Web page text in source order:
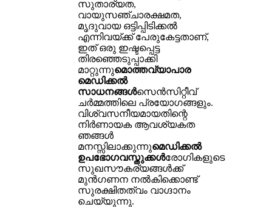
സുതാര്യത,
വായുസഞ്ചാരക്ഷമത,
മൃദുവായ ഒട്ടിപ്പിടിക്കൽ
എന്നിവയ്ക്ക് പേരുകേട്ടതാണ്,
ഇത് ഒരു ഇഷ്ടപ്പെട്ട
തിരഞ്ഞെടുപ്പാക്കി
മാറ്റുന്നുമൊത്തവ്യാപാര
മെഡിക്കൽ
സാധനങ്ങൾസെൻസിറ്റീവ്
ചർമ്മത്തിലെ പ്രയോഗങ്ങളും.
വിശ്വസനീയമായതിന്റെ
നിർണായക ആവശ്യകത
ഞങ്ങൾ
മനസ്സിലാക്കുന്നുമെഡിക്കൽ
ഉപഭോഗവസ്തുക്കൾരോഗികളുടെ
സുഖസൗകര്യങ്ങൾക്ക്
മുൻഗണന നൽകിക്കൊണ്ട്
സുരക്ഷിതത്വം വാഗ്ദാനം
ചെയ്യുന്നു.